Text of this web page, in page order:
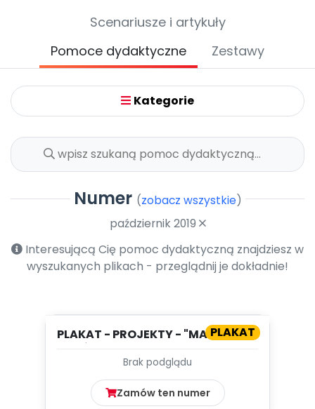
PromocjeScenariusze i artykuły
Pomoce dydaktyczne
Zestawy
Kategorie
Numer (zobacz wszystkie)
październik 2019
Interesującą Cię pomoc dydaktyczną znajdziesz w
wyszukanych plikach - przeglądnij je dokładnie!
PLAKAT
PLAKAT - PROJEKTY - "MAŁY MIŚ W
Brak podglądu
Zamów ten numer